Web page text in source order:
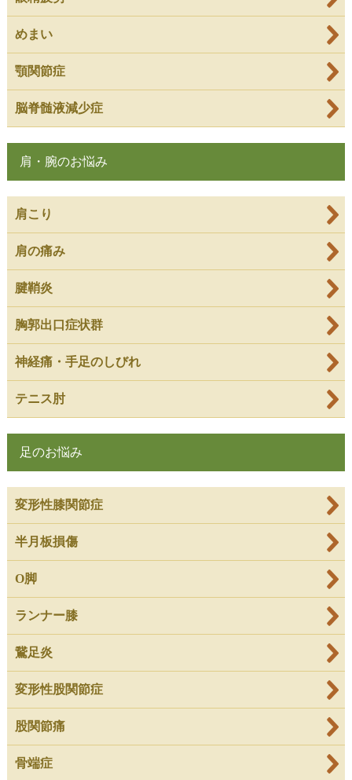
めまい
顎関節症
脳脊髄液減少症
肩・腕のお悩み
肩こり
肩の痛み
腱鞘炎
胸郭出口症状群
神経痛・手足のしびれ
テニス肘
足のお悩み
変形性膝関節症
半月板損傷
O脚
ランナー膝
鵞足炎
変形性股関節症
股関節痛
骨端症